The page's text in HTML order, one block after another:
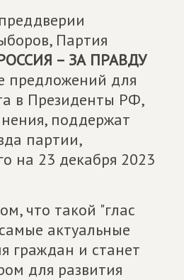
Партия
– ЗА ПРАВДУ
предложений для
в Президенты РФ,
поддержат
партии,
на 23 декабря 2023
что такой "глас
актуальные
граждан и станет
для развития